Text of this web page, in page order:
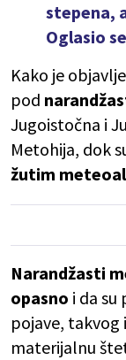
stepena,
Oglasio
Kako je
pod
Jugoistočna i
Metohija, dok
žutim
Narandžasti
opasno i da
pojave,
materijalnu